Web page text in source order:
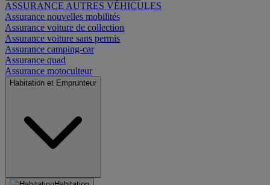
ASSURANCE AUTRES VÉHICULES
Assurance nouvelles mobilités
Assurance voiture de collection
Assurance voiture sans permis
Assurance camping-car
Assurance quad
Assurance motoculteur
Habitation et Emprunteur